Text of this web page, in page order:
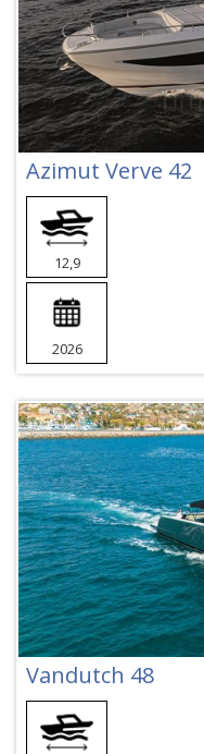
Azimut Verve 42
12,9
2026
Vandutch 48